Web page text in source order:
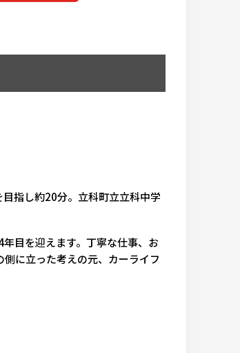
指し約20分。立科町立立科中学
目を迎えます。丁寧な仕事、お
に立った考えの元、カーライフ